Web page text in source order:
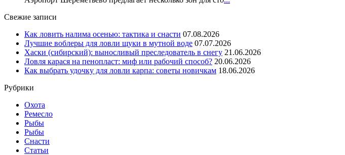
Свежие записи
Как ловить налима осенью: тактика и снасти 07.08.2026
Лучшие воблеры для ловли щуки в мутной воде 07.07.2026
Хаски (сибирский): выносливый преследователь в снегу 21.06.2026
Ловля карася на пенопласт: миф или рабочий способ? 20.06.2026
Как выбрать удочку для ловли карпа: советы новичкам 18.06.2026
Рубрики
Охота
Ремесло
Рыбы
Рыбы
Снасти
Статьи